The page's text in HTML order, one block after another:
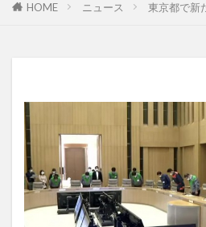
HOME ニュース 東京都で新